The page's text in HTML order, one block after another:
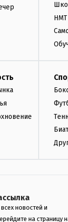
НМТ
новостей и
на страницу